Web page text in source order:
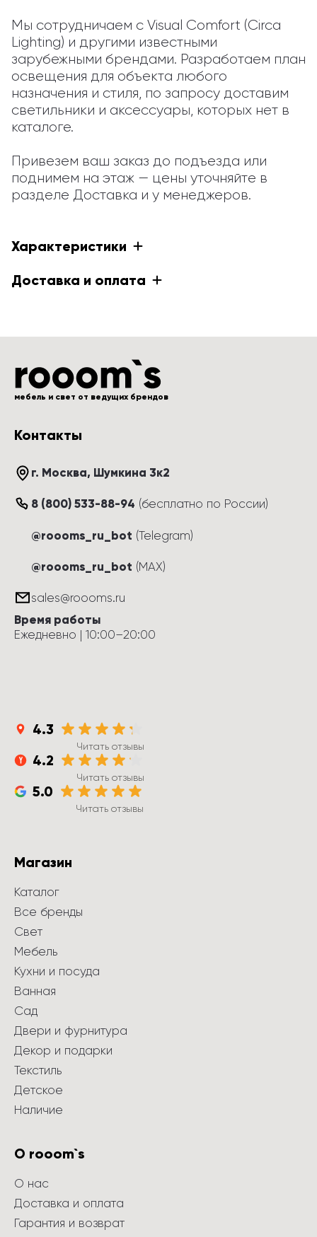
Мы сотрудничаем с Visual Comfort (Circa
Lighting) и другими известными
зарубежными брендами. Разработаем план
освещения для объекта любого
назначения и стиля, по запросу доставим
светильники и аксессуары, которых нет в
каталоге.
Привезем ваш заказ до подъезда или
поднимем на этаж — цены уточняйте в
разделе Доставка и у менеджеров.
Характеристики
Доставка и оплата
мебель и свет от ведущих брендов
Контакты
г. Москва, Шумкина 3к2
8 (800) 533-88-94 (бесплатно по России)
@roooms_ru_bot (Telegram)
@roooms_ru_bot (MAX)
sales@roooms.ru
Время работы
Ежедневно | 10:00–20:00
4.3
Читать отзывы
4.2
Читать отзывы
5.0
Читать отзывы
Магазин
Каталог
Все бренды
Свет
Мебель
Кухни и посуда
Ванная
Сад
Двери и фурнитура
Декор и подарки
Текстиль
Детское
Наличие
О rooom`s
О нас
Доставка и оплата
Гарантия и возврат